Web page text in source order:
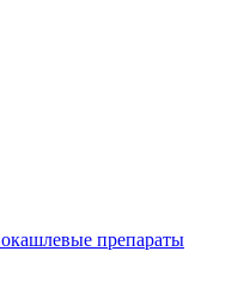
препараты